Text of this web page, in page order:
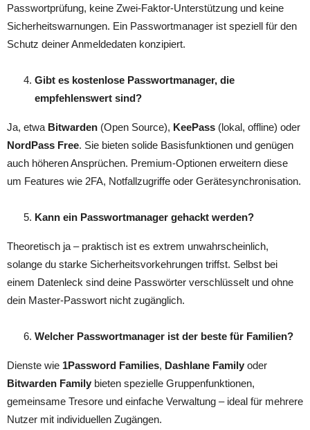
Passwortprüfung, keine Zwei-Faktor-Unterstützung und keine
Sicherheitswarnungen. Ein Passwortmanager ist speziell für den
Schutz deiner Anmeldedaten konzipiert.
Gibt es kostenlose Passwortmanager, die
empfehlenswert sind?
Ja, etwa Bitwarden (Open Source), KeePass (lokal, offline) oder
NordPass Free. Sie bieten solide Basisfunktionen und genügen
auch höheren Ansprüchen. Premium-Optionen erweitern diese
um Features wie 2FA, Notfallzugriffe oder Gerätesynchronisation.
Kann ein Passwortmanager gehackt werden?
Theoretisch ja – praktisch ist es extrem unwahrscheinlich,
solange du starke Sicherheitsvorkehrungen triffst. Selbst bei
einem Datenleck sind deine Passwörter verschlüsselt und ohne
dein Master-Passwort nicht zugänglich.
Welcher Passwortmanager ist der beste für Familien?
Dienste wie 1Password Families, Dashlane Family oder
Bitwarden Family bieten spezielle Gruppenfunktionen,
gemeinsame Tresore und einfache Verwaltung – ideal für mehrere
Nutzer mit individuellen Zugängen.